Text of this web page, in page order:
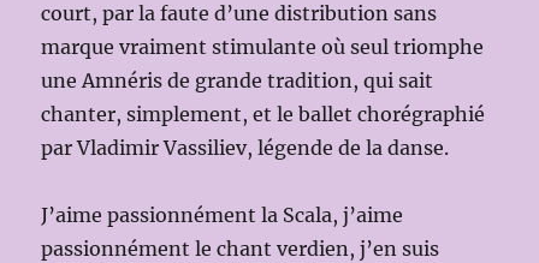
court, par la faute d’une distribution sans
marque vraiment stimulante où seul triomphe
une Amnéris de grande tradition, qui sait
chanter, simplement, et le ballet chorégraphié
par Vladimir Vassiliev, légende de la danse.
J’aime passionnément la Scala, j’aime
passionnément le chant verdien, j’en suis